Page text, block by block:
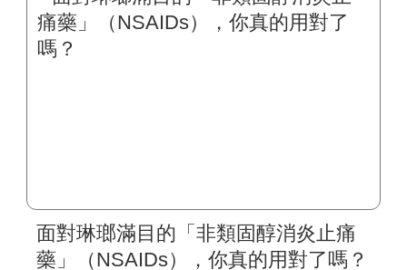
面對琳瑯滿目的「非類固醇消炎止痛
藥」（NSAIDs），你真的用對了嗎？